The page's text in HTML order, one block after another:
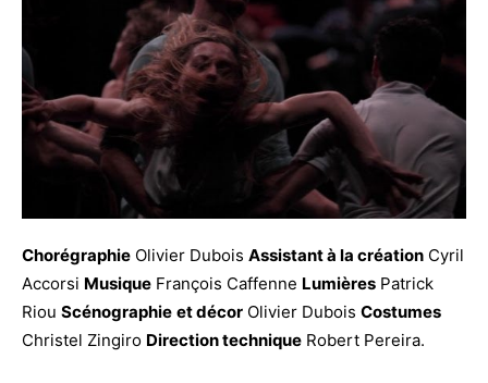
Chorégraphie Olivier Dubois Assistant à la création Cyril
Accorsi Musique François Caffenne Lumières Patrick
Riou Scénographie et décor Olivier Dubois Costumes
Christel Zingiro Direction technique Robert Pereira.